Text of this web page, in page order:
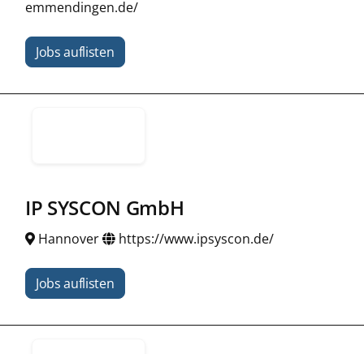
emmendingen.de/
Jobs auflisten
IP SYSCON GmbH
Hannover https://www.ipsyscon.de/
Jobs auflisten